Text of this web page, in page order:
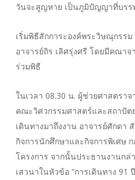
วันจะสูญหาย เป็นภูมิปัญญาที่บร
เริ่มพิธีสักการะองค์พระวิษณุกรร
อาจารย์ถิร เลิศรุ่งศรี โดยมีคณา
ร่วมพิธี
ในเวลา 08.30 น. ผู้ช่วยศาสตรา
คณะวิศวกรรมศาสตร์และสถาปั
เดินทางมาถึงงาน อาจารย์ศักดา
กิจการนักศึกษาและกิจการพิเศษ
โครงการ จากนั้นประธานงานกล่
เสวนาในหัวข้อ “การเดินทาง 91